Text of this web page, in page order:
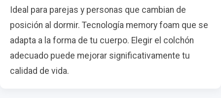
Ideal para parejas y personas que cambian de
posición al dormir. Tecnología memory foam que se
adapta a la forma de tu cuerpo. Elegir el colchón
adecuado puede mejorar significativamente tu
calidad de vida.